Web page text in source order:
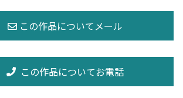
この作品についてお電話